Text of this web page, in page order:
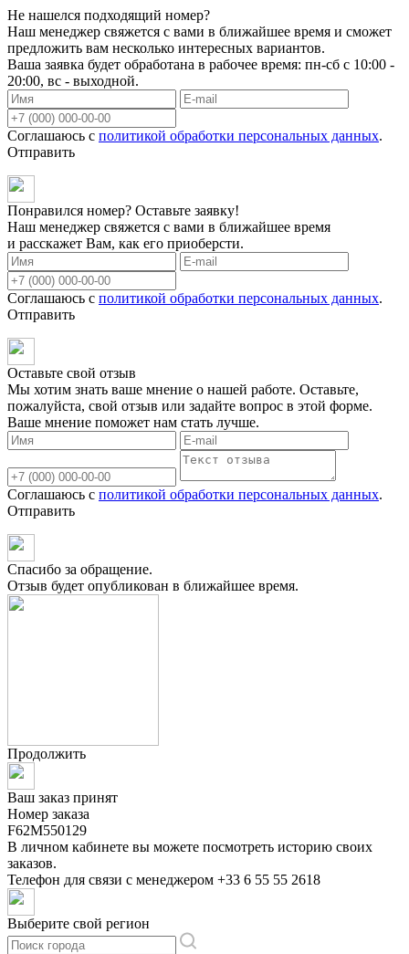
Не нашелся подходящий номер?
Наш менеджер свяжется с вами в ближайшее время и сможет
предложить вам несколько интересных вариантов.
Ваша заявка будет обработана в рабочее время: пн-сб с 10:00 -
20:00, вс - выходной.
Соглашаюсь с политикой обработки персональных данных.
Отправить
Понравился номер? Оставьте заявку!
Наш менеджер свяжется с вами в ближайшее время
и расскажет Вам, как его приоберсти.
Соглашаюсь с политикой обработки персональных данных.
Отправить
Оставьте свой отзыв
Мы хотим знать ваше мнение о нашей работе. Оставьте,
пожалуйста, свой отзыв или задайте вопрос в этой форме.
Ваше мнение поможет нам стать лучше.
Соглашаюсь с политикой обработки персональных данных.
Отправить
Спасибо за обращение.
Отзыв будет опубликован в ближайшее время.
Продолжить
Ваш заказ принят
Номер заказа
F62M550129
В личном кабинете вы можете посмотреть историю своих
заказов.
Телефон для связи с менеджером +33 6 55 55 2618
Выберите свой регион